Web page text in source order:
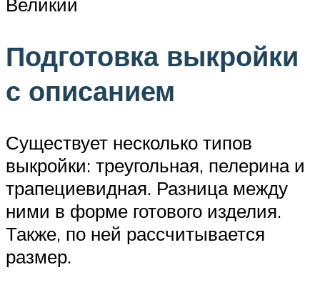
Подготовка выкройки
с описанием
Существует несколько типов
выкройки: треугольная, пелерина и
трапециевидная. Разница между
ними в форме готового изделия.
Также, по ней рассчитывается
размер.